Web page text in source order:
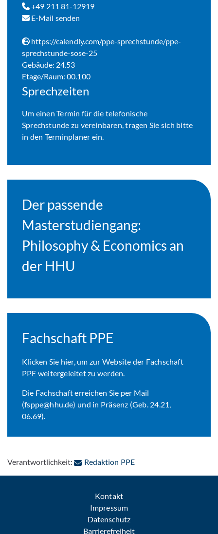
+49 211 81-12919
E-Mail senden
https://calendly.com/ppe-sprechstunde/ppe-
sprechstunde-sose-25
Gebäude: 24.53
Etage/Raum: 00.100
Sprechzeiten
Um einen Termin für die telefonische
Sprechstunde zu vereinbaren, tragen Sie sich bitte
in den Terminplaner ein.
Der passende
Masterstudiengang:
Philosophy & Economics an
der HHU
Fachschaft PPE
Klicken Sie hier, um zur Website der Fachschaft
PPE weitergeleitet zu werden.
Die Fachschaft erreichen Sie per Mail
(fsppe@hhu.de) und in Präsenz (Geb. 24.21,
06.69).
Verantwortlichkeit: Redaktion PPE: Per E-Mail kontaktieren
Kontakt
Impressum
Datenschutz
Barrierefreiheit